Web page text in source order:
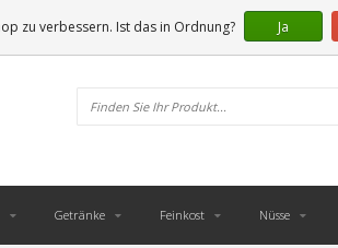
Getränke Feinkost Nüsse
zu verbessern. Ist das in Ordnung? Ja